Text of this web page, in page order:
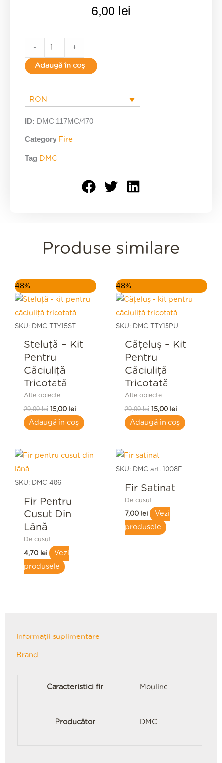
6,00 lei
quantity
- +
Adaugă în coș
RON
ID: DMC 117MC/470
Category Fire
Tag DMC
Produse similare
48%
SKU: DMC TTY15ST
Steluță – Kit
Pentru
Căciuliță
Tricotată
Alte obiecte
29,00lei
a
29,00 lei.
15,00 lei
Prețul
curent
este:
Adaugă în coș
48%
SKU: DMC TTY15PU
Cățeluș – Kit
Pentru
Căciuliță
Tricotată
Alte obiecte
29,00lei
a
29,00 lei.
15,00 lei
este:
Adaugă în coș
SKU: DMC 486
Fir Pentru
Cusut Din
Lână
De cusut
4,70 lei
Vezi
produsele
SKU: DMC art. 1008F
Fir Satinat
De cusut
7,00 lei
Vezi
produsele
Informații suplimentare
Brand
Caracteristici fir Mouline
Producător DMC